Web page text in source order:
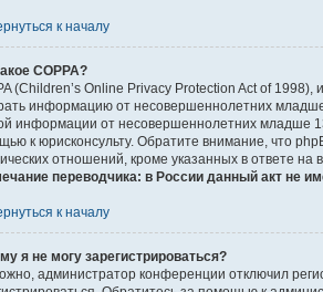
к началу
COPPA?
(Children’s Online Privacy Protection Act of
информацию от несовершеннолетних
информации от несовершеннолетних младше
к юрисконсульту. Обратите внимание, что
отношений, кроме указанных в ответе на
переводчика: в России данный акт не
к началу
я не могу зарегистрироваться?
администратор конференции отключил